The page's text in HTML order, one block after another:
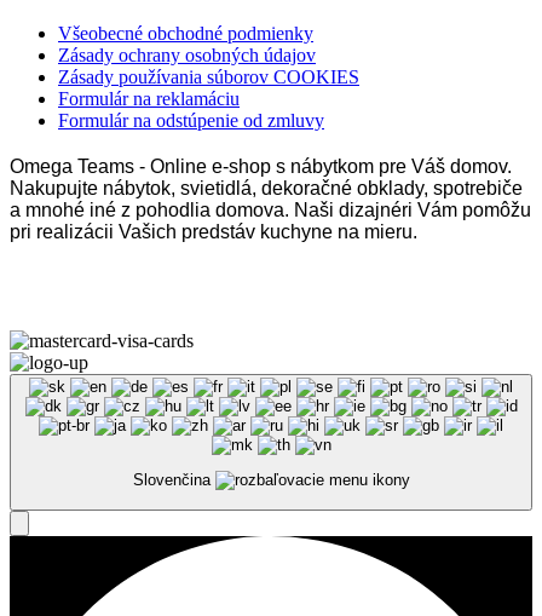
Všeobecné obchodné podmienky
Zásady ochrany osobných údajov
Zásady používania súborov COOKIES
Formulár na reklamáciu
Formulár na odstúpenie od zmluvy
Omega Teams - Online e-shop s nábytkom pre Váš domov.
Nakupujte nábytok, svietidlá, dekoračné obklady, spotrebiče
a mnohé iné z pohodlia domova. Naši dizajnéri Vám pomôžu
pri realizácii Vašich predstáv kuchyne na mieru.
Slovenčina